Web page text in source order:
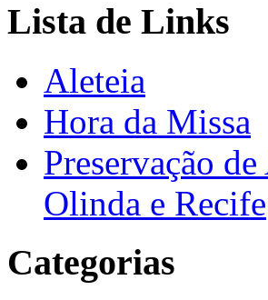
Lista de Links
Aleteia
Hora da Missa
Preservação
Olinda e Recife
Categorias